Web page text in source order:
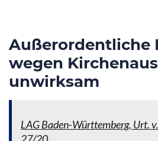
Außerordentliche
wegen
unwirksam
LAG Baden-Württemberg, Urt.